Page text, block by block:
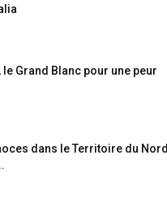
le Grand Blanc pour une peur
dans le Territoire du Nord